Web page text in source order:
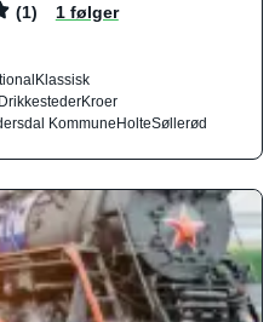
(1) 1 følger
Klassisk
DrikkestederKroer
KommuneHolteSøllerød